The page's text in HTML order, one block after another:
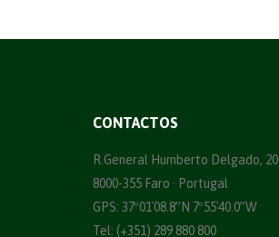
CONTACTOS
R.General Humberto Delgado, 20
8000-355 Faro · Portugal
GPS: 37º01´08.8”N 7º55´40.0”W
Tel: (+351) 289 880 800